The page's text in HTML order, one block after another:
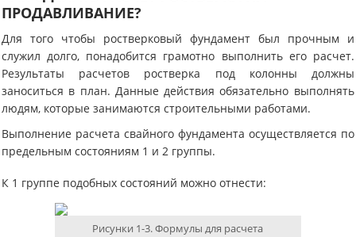
ПРОДАВЛИВАНИЕ?
Для того чтобы ростверковый фундамент был прочным и
служил долго, понадобится грамотно выполнить его расчет.
Результаты расчетов ростверка под колонны должны
заноситься в план. Данные действия обязательно выполнять
людям, которые занимаются строительными работами.
Выполнение расчета свайного фундамента осуществляется по
предельным состояниям 1 и 2 группы.
К 1 группе подобных состояний можно отнести:
Рисунки 1-3. Формулы для расчета